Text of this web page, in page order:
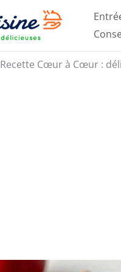
Recette Cœur à Cœur :